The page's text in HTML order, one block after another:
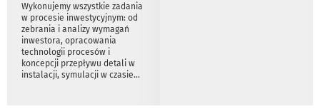
Wykonujemy wszystkie zadania
w procesie inwestycyjnym: od
zebrania i analizy wymagań
inwestora, opracowania
technologii procesów i
koncepcji przepływu detali w
instalacji, symulacji w czasie...